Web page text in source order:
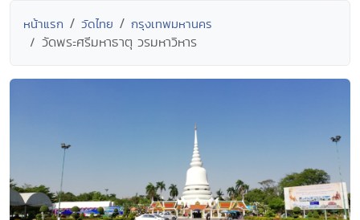
หน้าแรก วัดไทย กรุงเทพมหานคร
วัดพระศรีมหาธาตุ วรมหาวิหาร